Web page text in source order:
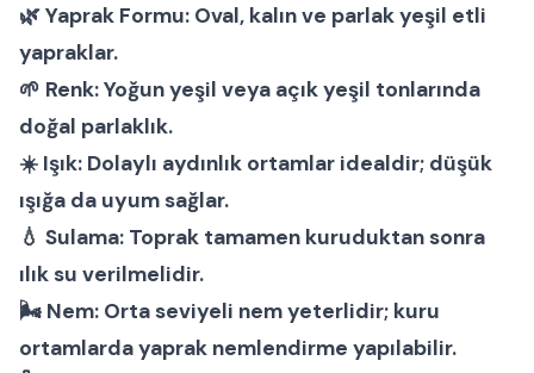
🌿Yaprak Formu: Oval, kalın ve parlak yeşil etli
yapraklar.
🌱 Renk:Yoğun yeşil veya açık yeşil tonlarında
doğal parlaklık.
☀️ Işık: Dolaylı aydınlık ortamlar idealdir; düşük
ışığa da uyum sağlar.
💧 Sulama: Toprak tamamen kuruduktan sonra
ılık su verilmelidir.
🌬 Nem: Orta seviyeli nem yeterlidir; kuru
ortamlarda yaprak nemlendirme yapılabilir.